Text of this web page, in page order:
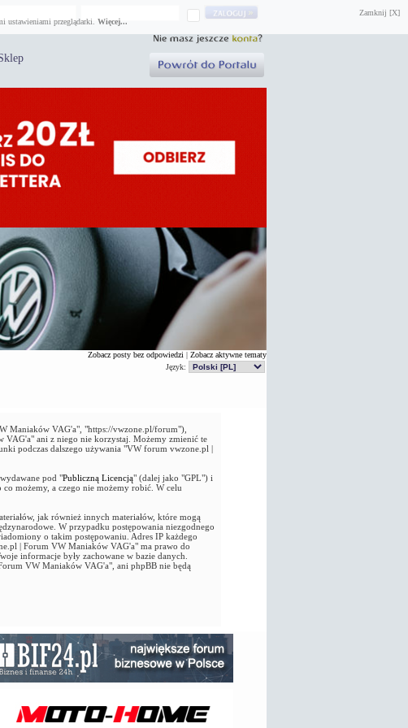
Zamknij [X]
ustawieniami przeglądarki. Więcej...
Zobacz posty bez odpowiedzi | Zobacz aktywne tematy
Język:
Maniaków VAG'a", "https://vwzone.pl/forum"),
VAG'a" ani z niego nie korzystaj. Możemy zmienić te
podczas dalszego używania "VW forum vwzone.pl |
pod "Publiczną Licencją" (dalej jako "GPL") i
możemy, a czego nie możemy robić. W celu
jak również innych materiałów, które mogą
W przypadku postępowania niezgodnego
o takim postępowaniu. Adres IP każdego
| Forum VW Maniaków VAG'a" ma prawo do
informacje były zachowane w bazie danych.
VW Maniaków VAG'a", ani phpBB nie będą